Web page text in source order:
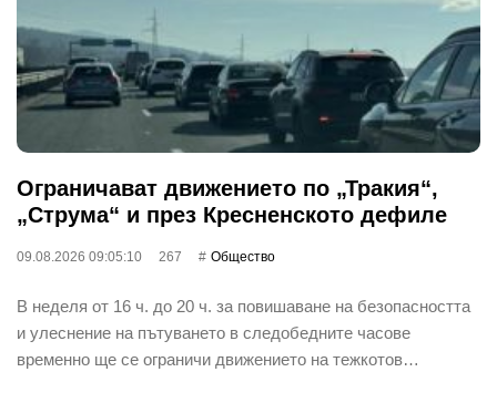
Ограничават движението по „Тракия“,
„Струма“ и през Кресненското дефиле
09.08.2026 09:05:10 267 Общество
В неделя от 16 ч. до 20 ч. за повишаване на безопасността
и улеснение на пътуването в следобедните часове
временно ще се ограничи движението на тежкотов…